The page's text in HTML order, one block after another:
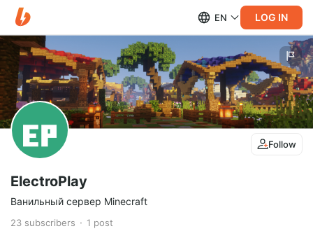
EN LOG IN
Follow
ElectroPlay
Ванильный сервер Minecraft
23 subscribers 1 post